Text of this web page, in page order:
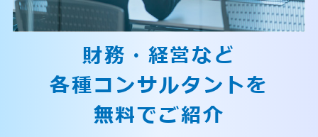
財務・経営など
各種コンサルタントを
無料でご紹介